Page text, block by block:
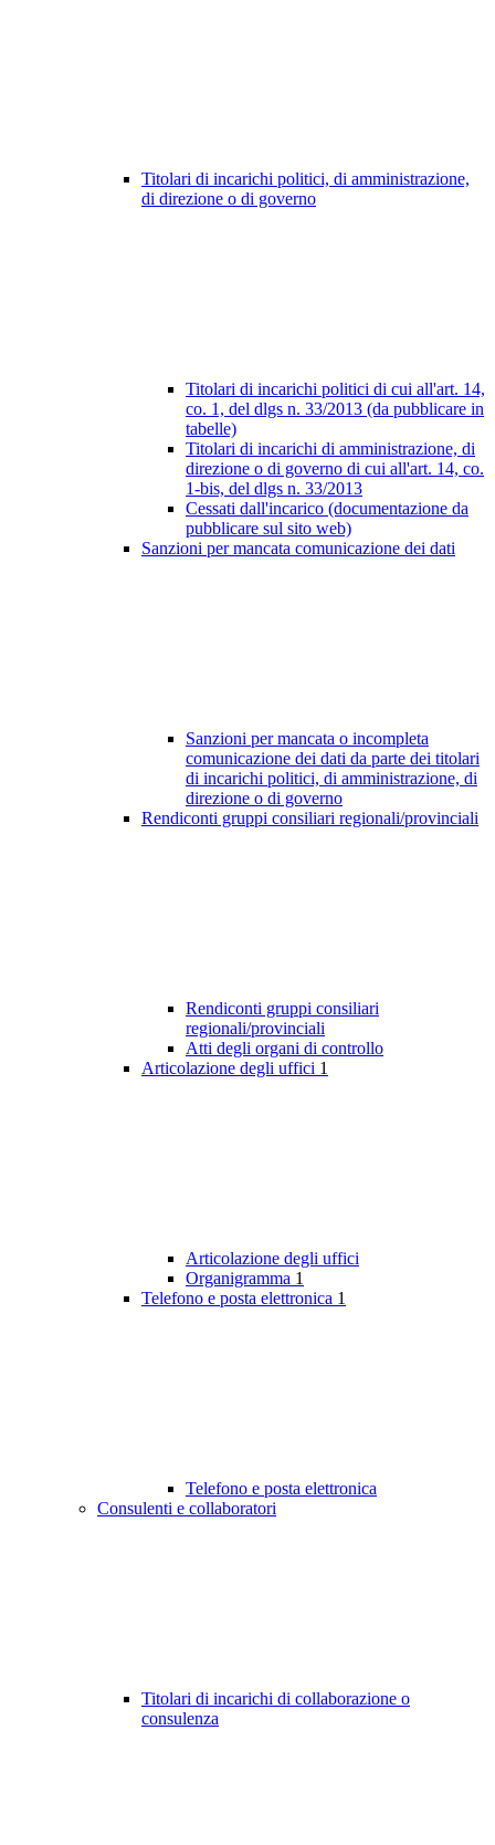
Titolari di incarichi politici, di amministrazione,
di direzione o di governo
Titolari di incarichi politici di cui all'art. 14,
co. 1, del dlgs n. 33/2013 (da pubblicare in
tabelle)
Titolari di incarichi di amministrazione, di
direzione o di governo di cui all'art. 14, co.
1-bis, del dlgs n. 33/2013
Cessati dall'incarico (documentazione da
pubblicare sul sito web)
Sanzioni per mancata comunicazione dei dati
Sanzioni per mancata o incompleta
comunicazione dei dati da parte dei titolari
di incarichi politici, di amministrazione, di
direzione o di governo
Rendiconti gruppi consiliari regionali/provinciali
Rendiconti gruppi consiliari
regionali/provinciali
Atti degli organi di controllo
Articolazione degli uffici 1
Articolazione degli uffici
Organigramma 1
Telefono e posta elettronica 1
Telefono e posta elettronica
Consulenti e collaboratori
Titolari di incarichi di collaborazione o
consulenza